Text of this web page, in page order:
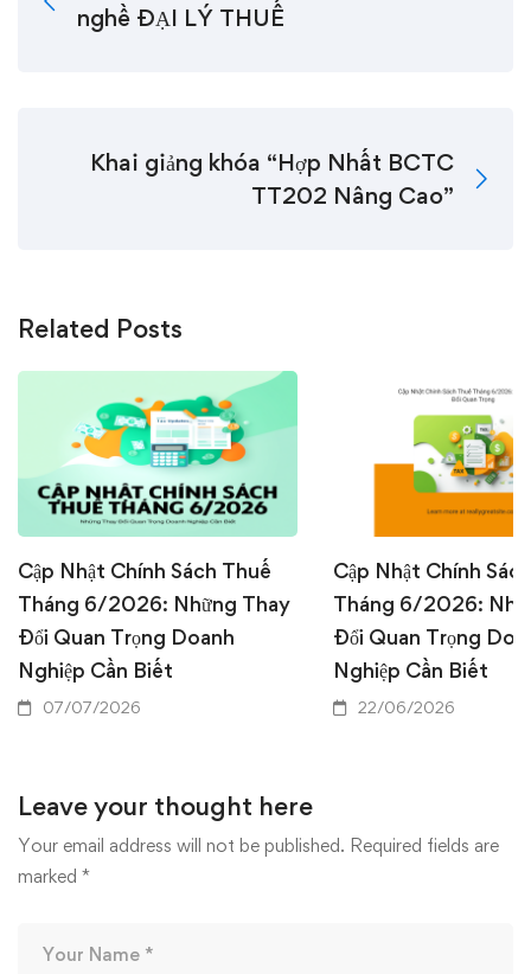
nghề ĐẠI LÝ THUẾ
Khai giảng khóa “Hợp Nhất BCTC
TT202 Nâng Cao”
Related Posts
Cập Nhật Chính Sách Thuế
Tháng 6/2026: Những Thay
Đổi Quan Trọng Doanh
Nghiệp Cần Biết
07/07/2026
Cập Nhật Chính
Tháng 6/2026:
Đổi Quan Trọng
Nghiệp Cần Biết
22/06/2026
Leave your thought here
Your email address will not be published. Required fields are
marked *